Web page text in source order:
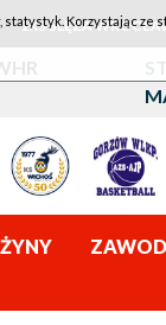
1KS ŚLĘZAKorzystając